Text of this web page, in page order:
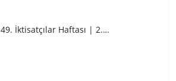
49. İktisatçılar Haftası | 2.…